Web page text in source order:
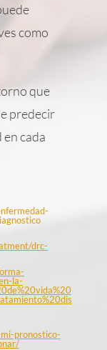
como
que
predecir
cada
drc-
la-
pronostico-